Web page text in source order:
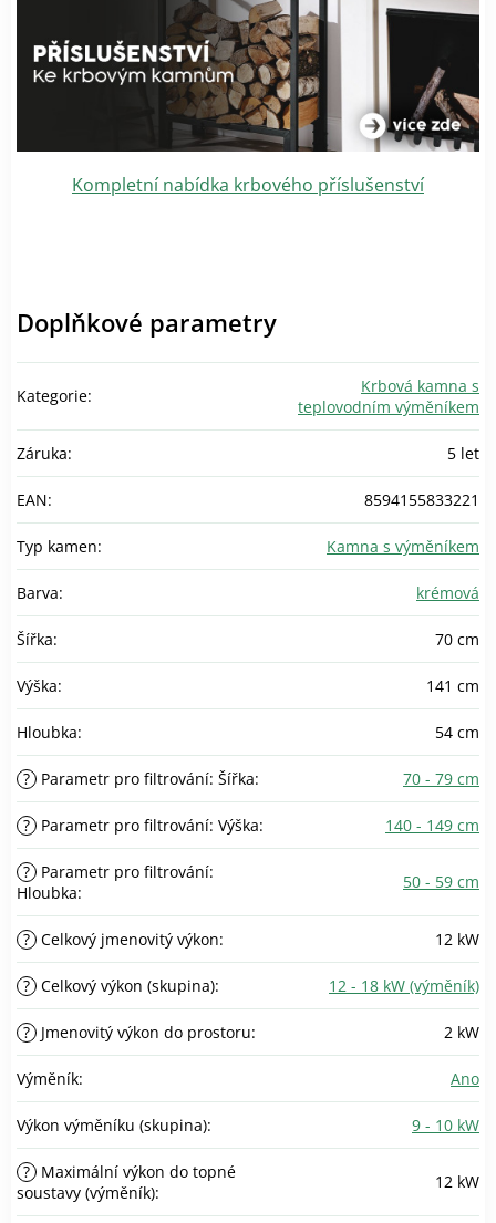
Kompletní nabídka krbového příslušenství
Doplňkové parametry
Kategorie:
Krbová kamna s
teplovodním výměníkem
Záruka: 5 let
EAN: 8594155833221
Typ kamen: Kamna s výměníkem
Barva: krémová
Šířka: 70 cm
Výška: 141 cm
Hloubka: 54 cm
? Parametr pro filtrování: Šířka: 70 - 79 cm
? Parametr pro filtrování: Výška: 140 - 149 cm
? Parametr pro filtrování:
Hloubka:
50 - 59 cm
? Celkový jmenovitý výkon: 12 kW
? Celkový výkon (skupina): 12 - 18 kW (výměník)
? Jmenovitý výkon do prostoru: 2 kW
Výměník: Ano
Výkon výměníku (skupina): 9 - 10 kW
? Maximální výkon do topné
soustavy (výměník):
12 kW